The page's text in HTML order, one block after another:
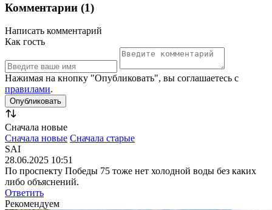
Комментарии (1)
Написать комментарий
Как гость
Нажимая на кнопку "Опубликовать", вы соглашаетесь с
правилами.
Сначала новые
Сначала новые Сначала старые
SAI
28.06.2025 10:51
По проспекту Победы 75 тоже нет холодной воды без каких
либо объяснений.
Ответить
Рекомендуем